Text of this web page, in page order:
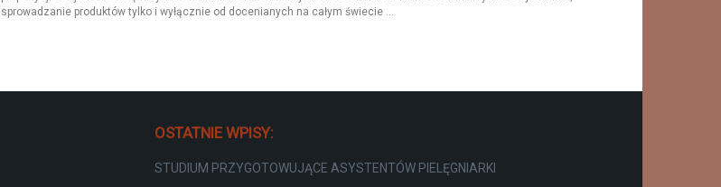
sprowadzanie produktów tylko i wyłącznie od docenianych na całym świecie ...
OSTATNIE WPISY:
STUDIUM PRZYGOTOWUJĄCE ASYSTENTÓW PIELĘGNIARKI